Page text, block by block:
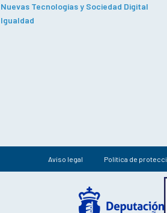
Nuevas Tecnologías y Sociedad Digital
Igualdad
Aviso legal Política de